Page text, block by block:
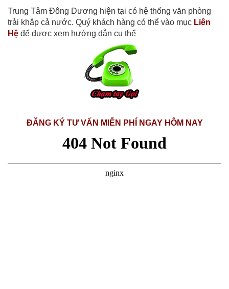
Trung Tâm Đông Dương hiện tại có hệ thống văn phòng
trải khắp cả nước. Quý khách hàng có thể vào mục Liên
Hệ để được xem hướng dẫn cụ thể
ĐĂNG KÝ TƯ VẤN MIỄN PHÍ NGAY HÔM NAY